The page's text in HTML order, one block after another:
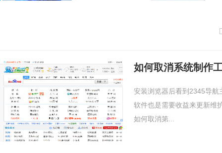
如何取消系统制作
安装浏览器后看到2345导航
软件也是需要收益来更新维
如何取消第...